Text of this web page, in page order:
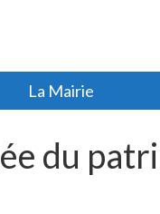
La Mairie
du